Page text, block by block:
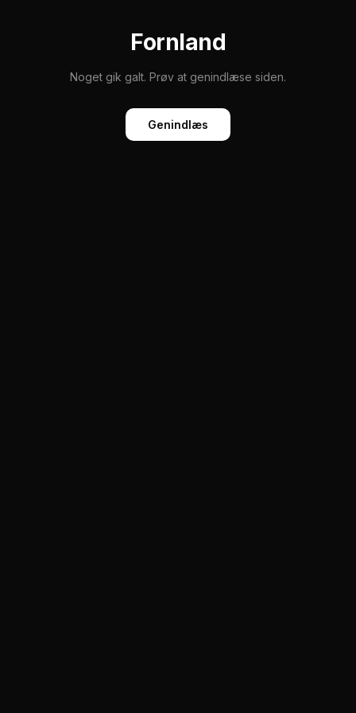
Fornland
Noget gik galt. Prøv at genindlæse siden.
Genindlæs